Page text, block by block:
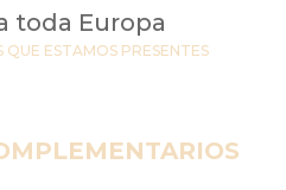
toda Europa
QUE ESTAMOS PRESENTES